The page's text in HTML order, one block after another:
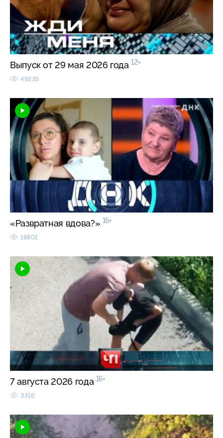
Выпуск от 29 мая 2026 года 12+
49235
«Развратная вдова?» 16+
18801
7 августа 2026 года 16+
3316